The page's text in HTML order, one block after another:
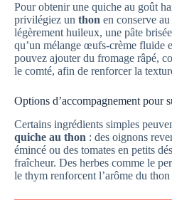
Pour obtenir une quiche au goût
privilégiez un thon en conserve
légèrement huileux, une pâte
qu’un mélange œufs-crème fluide
pouvez ajouter du fromage râpé,
le comté, afin de renforcer la
Options d’accompagnement pour
Certains ingrédients simples
quiche au thon : des oignons
émincé ou des tomates en petits
fraîcheur. Des herbes comme le
le thym renforcent l’arôme du thon